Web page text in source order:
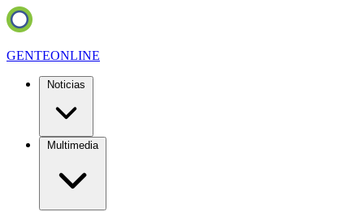
GENTEONLINE
Noticias
Multimedia